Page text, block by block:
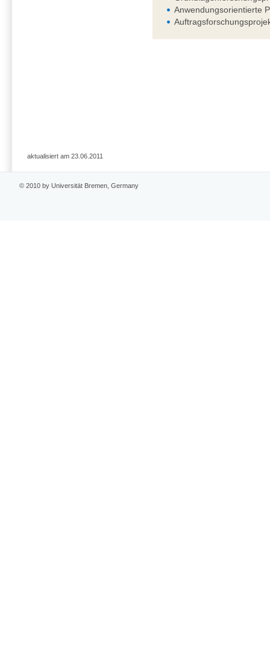
Anwendungsorientierte
aktualisiert am 23.06.2011
© 2010 by Universität Bremen, Germany